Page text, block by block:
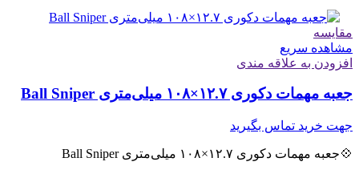
مقایسه
مشاهده سریع
افزودن به علاقه مندی
جعبه مهمات دکوری ۱۲.۷×۱۰۸ میلی‌متری Ball Sniper
جهت خرید تماس بگیرید
💠جعبه مهمات دکوری ۱۲.۷×۱۰۸ میلی‌متری Ball Sniper